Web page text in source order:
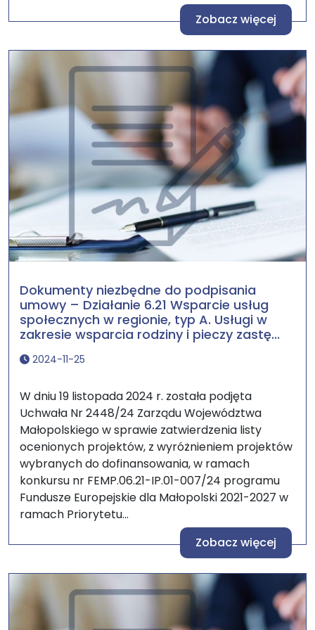
Zobacz więcej
Dokumenty niezbędne do podpisania
umowy – Działanie 6.21 Wsparcie usług
społecznych w regionie, typ A. Usługi w
zakresie wsparcia rodziny i pieczy zastę...
2024-11-25
W dniu 19 listopada 2024 r. została podjęta
Uchwała Nr 2448/24 Zarządu Województwa
Małopolskiego w sprawie zatwierdzenia listy
ocenionych projektów, z wyróżnieniem projektów
wybranych do dofinansowania, w ramach
konkursu nr FEMP.06.21-IP.01-007/24 programu
Fundusze Europejskie dla Małopolski 2021-2027 w
ramach Priorytetu...
Zobacz więcej